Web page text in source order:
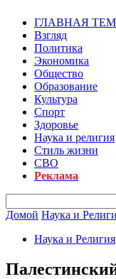
ГЛАВНАЯ
Взгляд
Политика
Экономика
Общество
Образование
Культура
Спорт
Здоровье
Наука и религия
Стиль жизни
СВО
Реклама
Домой Наука и
Наука и Религия